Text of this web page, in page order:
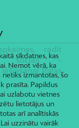
radīt
sociāli –
Rīgas
sīkdatnes, kas
Ņemot vērā, ka
izmantotas, šo
prasīta. Papildus
uzlabotu vietnes
lietotājus un
arī analītiskās
uzzinātu vairāk